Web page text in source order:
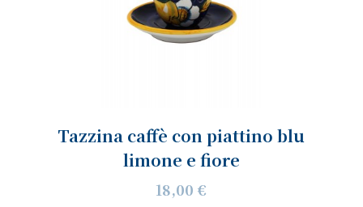
Tazzina caffè con piattino blu
limone e fiore
18,00 €